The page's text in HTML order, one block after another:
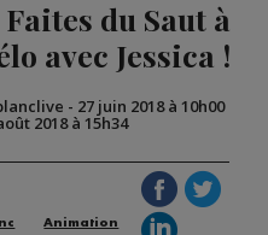
du Saut à
avec Jessica !
- 27 juin 2018 à 10h00
2018 à 15h34
Animation